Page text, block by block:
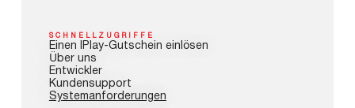
SCHNELLZUGRIFFE
Einen IPlay-Gutschein einlösen
Über uns
Entwickler
Kundensupport
Systemanforderungen